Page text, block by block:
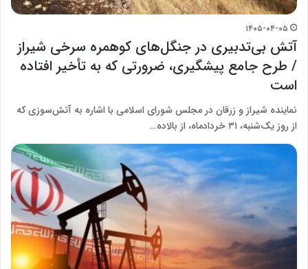
۱۴۰۵-۰۴-۰۵
آتش بی‌تدبیری در جنگل‌های کوهمره سرخی شیراز
/ طرح جامع پیشگیری، ضرورتی که به تأخیر افتاده
است
نماینده شیراز و زرقان در مجلس شورای اسلامی با اشاره به آتش‌سوزی که
از روز یک‌شنبه، ۳۱ خردادماه، از بالاده…